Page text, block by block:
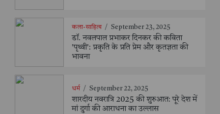
कला-साहित्य / September 23, 2025
डॉ. नवलपाल प्रभाकर दिनकर की कविता
'पृथ्वी': प्रकृति के प्रति प्रेम और कृतज्ञता की
भावना
धर्म / September 22, 2025
शारदीय नवरात्रि 2025 की शुरुआत: पूरे देश में
मां दुर्गा की आराधना का उल्लास